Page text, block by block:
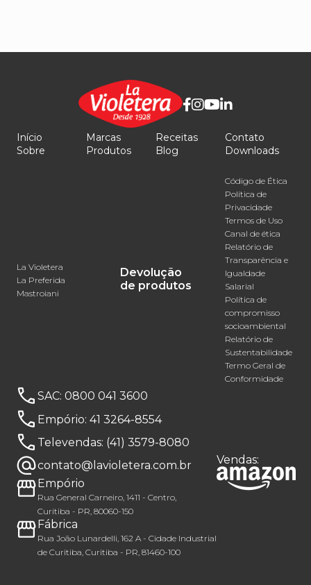
Início
Sobre
Marcas
Produtos
Receitas
Blog
Contato
Downloads
La Violetera
La Preferida
Mastroiani
Devolução
de produtos
Código de Ética
Política de
Privacidade
Termos de Uso
Canal de ética
Relatório de
Transparência e
Igualdade
Salarial
Política de
compromisso
socioambiental
Relatório de
Sustentabilidade
Termo Geral de
Conformidade
SAC: 0800 041 3600
Empório: 41 3264-8554
Televendas: (41) 3579-8080
contato@lavioletera.com.br
Empório
Rua General Carneiro, 1411 - Centro,
Curitiba - PR, 80060-150
Fábrica
Rua João Lunardelli, 162 A - Cidade Industrial
de Curitiba, Curitiba - PR, 81460-100
Vendas: